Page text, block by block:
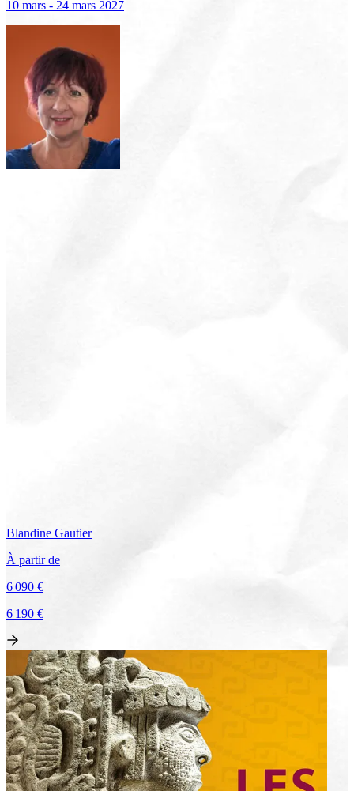
10 mars - 24 mars 2027
Blandine Gautier
À partir de
6 090 €
6 190 €
Voir le voyage